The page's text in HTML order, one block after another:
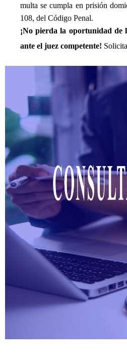
multa se cumpla en prisión
108, del Código Penal.
¡No pierda la oportunidad de
ante el juez competente!